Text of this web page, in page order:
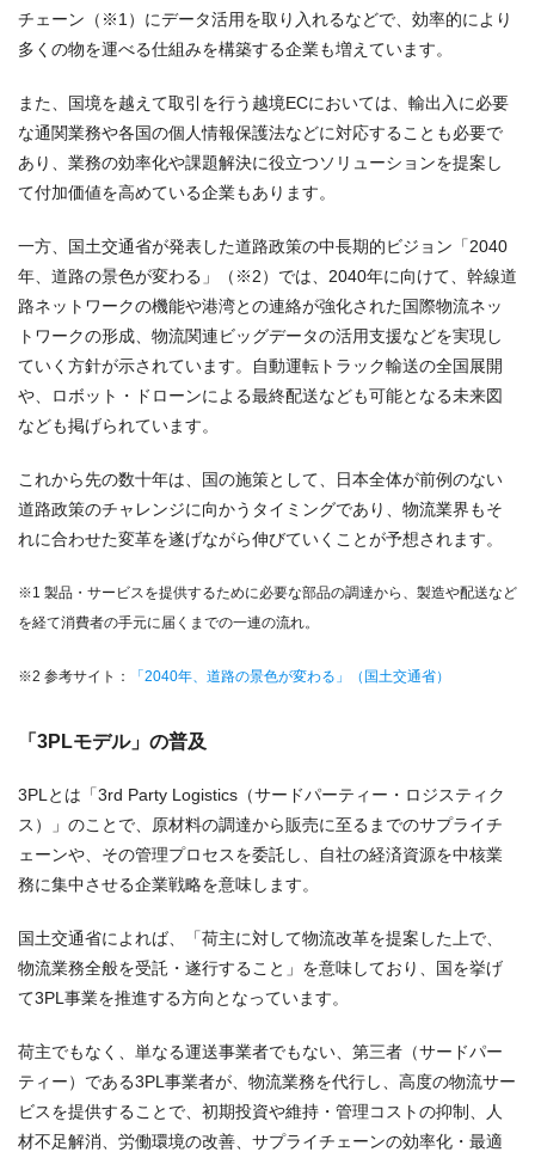
チェーン（※1）にデータ活用を取り入れるなどで、効率的により
多くの物を運べる仕組みを構築する企業も増えています。
また、国境を越えて取引を行う越境ECにおいては、輸出入に必要
な通関業務や各国の個人情報保護法などに対応することも必要で
あり、業務の効率化や課題解決に役立つソリューションを提案し
て付加価値を高めている企業もあります。
一方、国土交通省が発表した道路政策の中長期的ビジョン「2040
年、道路の景色が変わる」（※2）では、2040年に向けて、幹線道
路ネットワークの機能や港湾との連絡が強化された国際物流ネッ
トワークの形成、物流関連ビッグデータの活用支援などを実現し
ていく方針が示されています。自動運転トラック輸送の全国展開
や、ロボット・ドローンによる最終配送なども可能となる未来図
なども掲げられています。
これから先の数十年は、国の施策として、日本全体が前例のない
道路政策のチャレンジに向かうタイミングであり、物流業界もそ
れに合わせた変革を遂げながら伸びていくことが予想されます。
※1 製品・サービスを提供するために必要な部品の調達から、製造や配送など
を経て消費者の手元に届くまでの一連の流れ。
※2 参考サイト： 「2040年、道路の景色が変わる」（国土交通省）
「3PLモデル」の普及
3PLとは「3rd Party Logistics（サードパーティー・ロジスティク
ス）」のことで、原材料の調達から販売に至るまでのサプライチ
ェーンや、その管理プロセスを委託し、自社の経済資源を中核業
務に集中させる企業戦略を意味します。
国土交通省によれば、「荷主に対して物流改革を提案した上で、
物流業務全般を受託・遂行すること」を意味しており、国を挙げ
て3PL事業を推進する方向となっています。
荷主でもなく、単なる運送事業者でもない、第三者（サードパー
ティー）である3PL事業者が、物流業務を代行し、高度の物流サー
ビスを提供することで、初期投資や維持・管理コストの抑制、人
材不足解消、労働環境の改善、サプライチェーンの効率化・最適